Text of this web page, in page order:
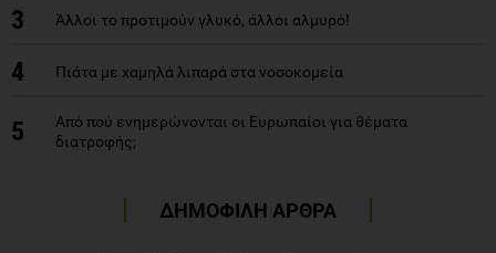
3 Άλλοι το προτιμούν γλυκό, άλλοι αλμυρό!
4 Πιάτα με χαμηλά λιπαρά στα νοσοκομεία
5
Από πού ενημερώνονται οι Ευρωπαίοι για θέματα
διατροφής;
ΔΗΜΟΦΙΛΗ ΑΡΘΡΑ